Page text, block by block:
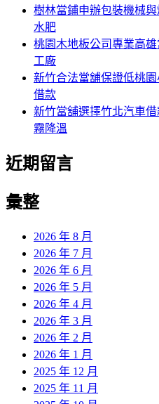
樹林當鋪申辦包裝機械
水肥
桃園木地板公司專業高
工廠
新竹合法當舖保證低桃
借款
新竹當舖選擇竹北汽車
霧降溫
近期留言
彙整
2026 年 8 月
2026 年 7 月
2026 年 6 月
2026 年 5 月
2026 年 4 月
2026 年 3 月
2026 年 2 月
2026 年 1 月
2025 年 12 月
2025 年 11 月